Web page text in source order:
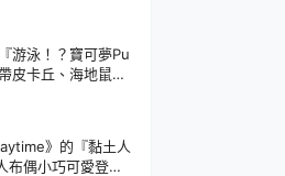
游泳！？寶可夢Pu
皮卡丘、海地鼠去
》的『黏土人
布偶小巧可愛登